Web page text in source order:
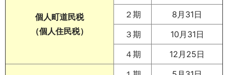
個人町道民税
（個人住民税）
２期
8月31日
３期
10月31日
４期
12月25日